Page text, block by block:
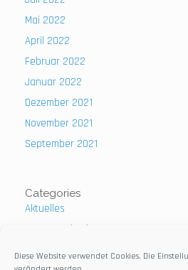
Diese Website verwendet Cookies. Die
Mai 2022
April 2022
Februar 2022
Januar 2022
Dezember 2021
November 2021
September 2021
Categories
Aktuelles
Uncategorized